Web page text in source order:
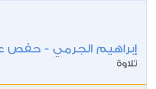
إبراهيم الجرمي -
تلاوة